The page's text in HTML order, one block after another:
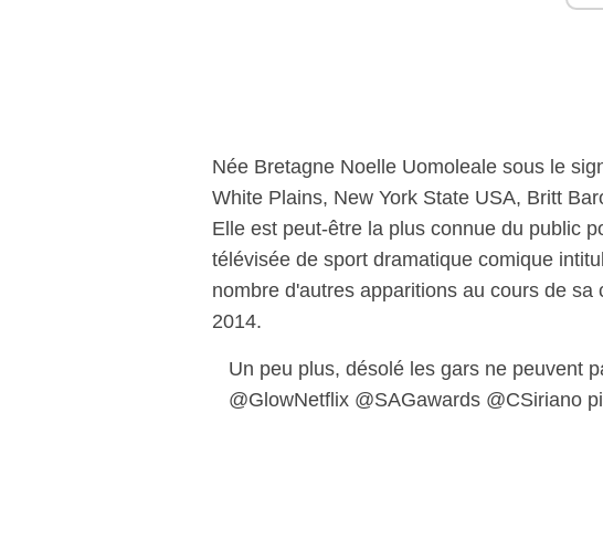
Née Bretagne Noelle Uomoleale sous le
White Plains, New York State USA, Britt
Elle est peut-être la plus connue du public
télévisée de sport dramatique comique
nombre d'autres apparitions au cours de
2014.
Un peu plus, désolé les gars ne peuvent
@GlowNetflix @SAGawards @CSiriano